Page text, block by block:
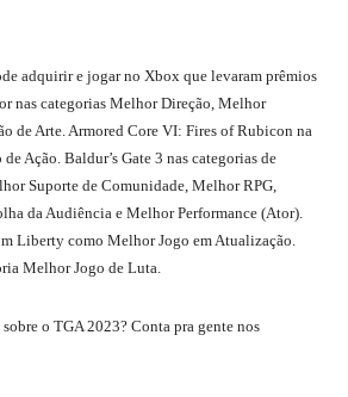
adquirir e jogar no Xbox que levaram prêmios
nas categorias Melhor Direção, Melhor
de Arte. Armored Core VI: Fires of Rubicon na
Ação. Baldur’s Gate 3 nas categorias de
Suporte de Comunidade, Melhor RPG,
da Audiência e Melhor Performance (Ator).
Liberty como Melhor Jogo em Atualização.
Melhor Jogo de Luta.
o TGA 2023? Conta pra gente nos